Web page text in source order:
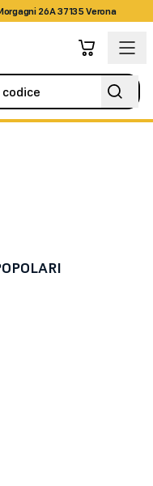
26A 37135 Verona